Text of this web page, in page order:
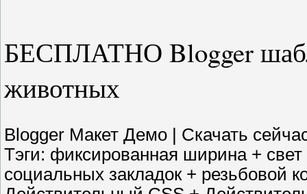
БЕСПЛАТНО Blogger
животных
Blogger Макет Демо | Скачать
Тэги: фиксированная ширина +
социальных закладок + резьбовой